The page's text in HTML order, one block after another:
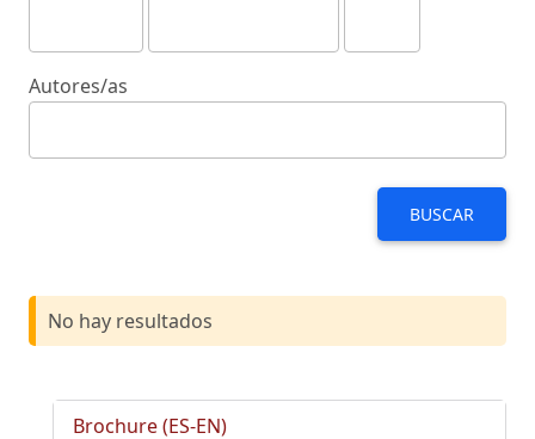
Autores/as
BUSCAR
No hay resultados
Brochure (ES-EN)